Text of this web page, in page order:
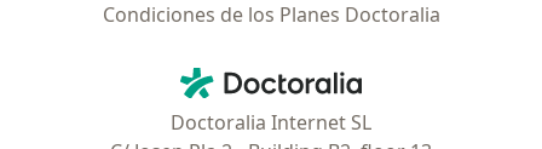
Condiciones de los Planes Doctoralia
Doctoralia - Página de inicio
Doctoralia Internet SL